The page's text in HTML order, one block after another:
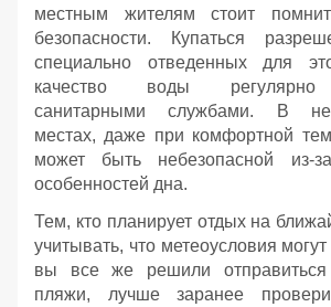
местным жителям стоит
безопасности. Купаться
специально отведенных для
качество воды регулярно
санитарными службами. В
местах, даже при комфортной
может быть небезопасной из-
особенностей дна.
Тем, кто планирует отдых на
учитывать, что метеоусловия
вы все же решили
пляжи, лучше заранее